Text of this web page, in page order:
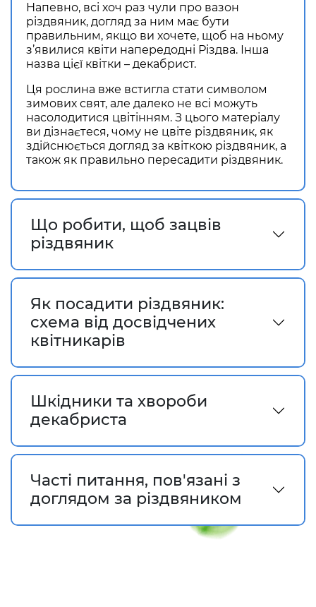
Напевно, всі хоч раз чули про вазон
різдвяник, догляд за ним має бути
правильним, якщо ви хочете, щоб на ньому
з’явилися квіти напередодні Різдва. Інша
назва цієї квітки – декабрист.
Ця рослина вже встигла стати символом
зимових свят, але далеко не всі можуть
насолодитися цвітінням. З цього матеріалу
ви дізнаєтеся, чому не цвіте різдвяник, як
здійснюється догляд за квіткою різдвяник, а
також як правильно пересадити різдвяник.
Що робити, щоб зацвів
різдвяник
Як посадити різдвяник:
схема від досвідчених
квітникарів
Шкідники та хвороби
декабриста
Часті питання, пов'язані з
доглядом за різдвяником